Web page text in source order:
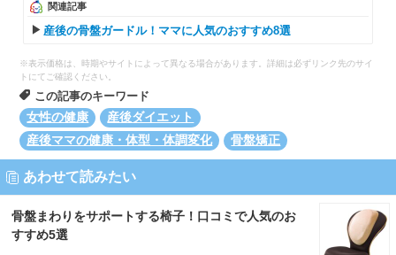
関連記事
産後の骨盤ガードル！ママに人気のおすすめ8選
※表示価格は、時期やサイトによって異なる場合があります。詳細は必ずリンク先のサイ
トにてご確認ください。
この記事のキーワード
女性の健康
産後ダイエット
産後ママの健康・体型・体調変化
骨盤矯正
あわせて読みたい
骨盤まわりをサポートする椅子！口コミで人気のお
すすめ5選